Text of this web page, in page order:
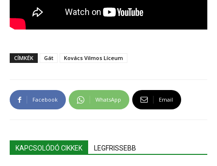
CÍMKÉK Gát Kovács Vilmos Líceum
Facebook WhatsApp Email
KAPCSOLÓDÓ CIKKEK LEGFRISSEBB